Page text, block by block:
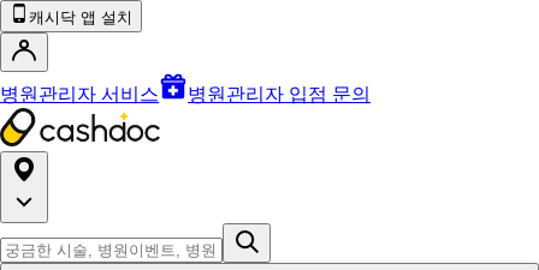
캐시닥 앱 설치
병원관리자 서비스 병원관리자 입점 문의